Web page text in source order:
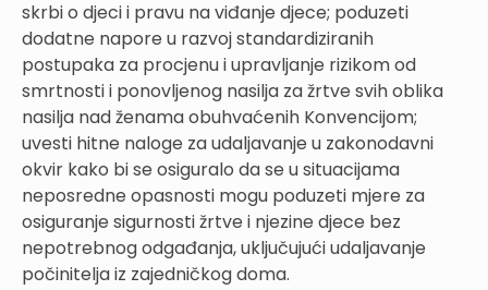
skrbi o djeci i pravu na viđanje djece; poduzeti
dodatne napore u razvoj standardiziranih
postupaka za procjenu i upravljanje rizikom od
smrtnosti i ponovljenog nasilja za žrtve svih oblika
nasilja nad ženama obuhvaćenih Konvencijom;
uvesti hitne naloge za udaljavanje u zakonodavni
okvir kako bi se osiguralo da se u situacijama
neposredne opasnosti mogu poduzeti mjere za
osiguranje sigurnosti žrtve i njezine djece bez
nepotrebnog odgađanja, uključujući udaljavanje
počinitelja iz zajedničkog doma.